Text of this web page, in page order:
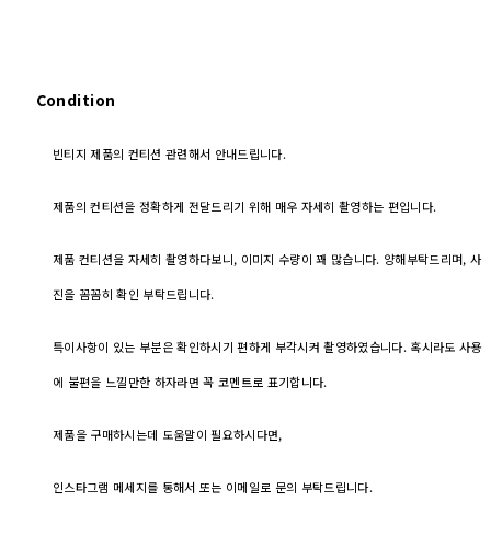
Condition
빈티지 제품의 컨티션 관련해서 안내드립니다.
제품의 컨티션을 정확하게 전달드리기 위해 매우 자세히 촬영하는 편입니다.
제품 컨티션을 자세히 촬영하다보니, 이미지 수량이 꽤 많습니다. 양해부탁드리며, 사
진을 꼼꼼히 확인 부탁드립니다.
특이사항이 있는 부분은 확인하시기 편하게 부각시켜 촬영하였습니다. 혹시라도 사용
에 불편을 느낄만한 하자라면 꼭 코멘트로 표기합니다.
제품을 구매하시는데 도움말이 필요하시다면,
인스타그램 메세지를 통해서 또는 이메일로 문의 부탁드립니다.